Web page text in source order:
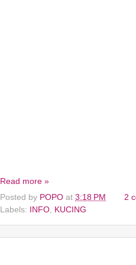
Read more »
Posted by POPO at 3:18 PM
2
Labels: INFO KUCING